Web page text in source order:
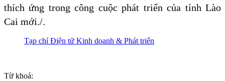
thích ứng trong công cuộc phát triển của tỉnh Lào
Cai mới./.
Tạp chí Điện tử Kinh doanh & Phát triển
Từ khoá: